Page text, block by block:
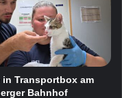
in Transportbox am
Bahnhof